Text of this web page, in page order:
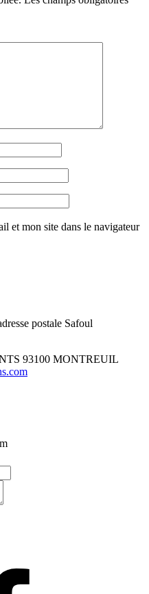
et mon site dans le navigateur
postale Safoul
93100 MONTREUIL